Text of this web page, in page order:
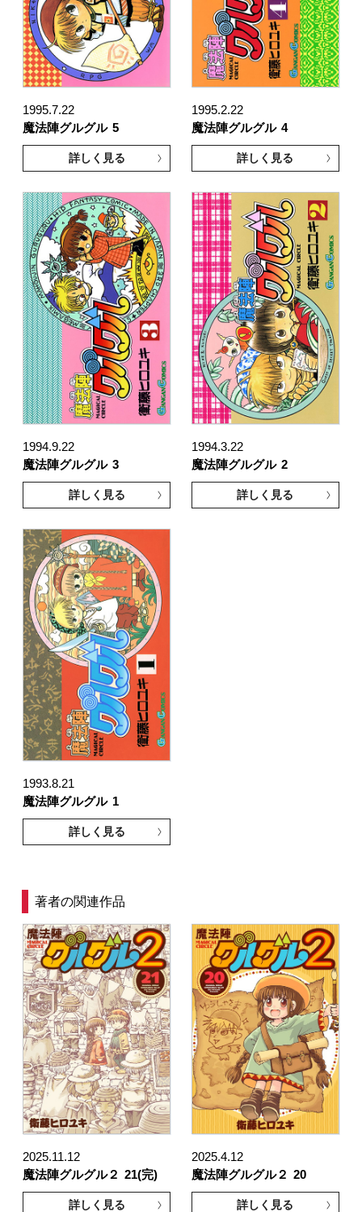
1995.7.22
魔法陣グルグル 5
詳しく見る
1995.2.22
魔法陣グルグル 4
詳しく見る
1994.9.22
魔法陣グルグル 3
詳しく見る
1994.3.22
魔法陣グルグル 2
詳しく見る
1993.8.21
魔法陣グルグル 1
詳しく見る
著者の関連作品
2025.11.12
魔法陣グルグル２ 21(完)
詳しく見る
2025.4.12
魔法陣グルグル２ 20
詳しく見る